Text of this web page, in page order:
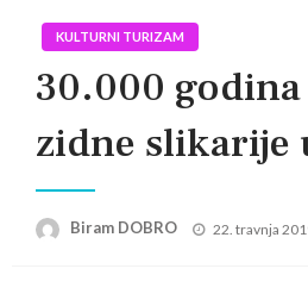
KULTURNI TURIZAM
30.000
zidne slikarije
Biram DOBRO
Posted
22. travnja